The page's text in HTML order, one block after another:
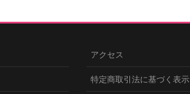
アクセス
特定商取引法に基づく表示